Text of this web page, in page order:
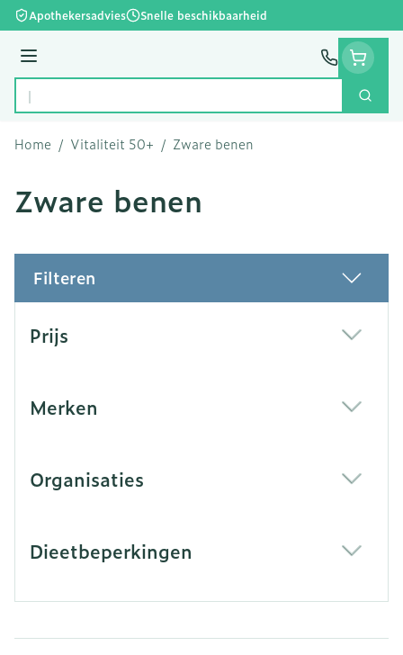
Ga naar de inhoud
Apothekersadvies Snelle beschikbaarheid
Menu
Product, merk, categorie...
Zoek
Home / Vitaliteit 50+ / Zware benen
Zware benen
Filteren
Prijs
Merken
Organisaties
Dieetbeperkingen